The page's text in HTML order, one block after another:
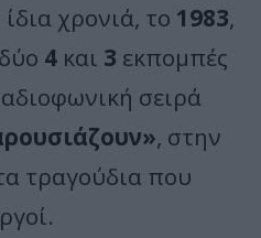
χρονιά, το 1983,
4 και 3 εκπομπές
σειρά
, στην
τραγούδια που